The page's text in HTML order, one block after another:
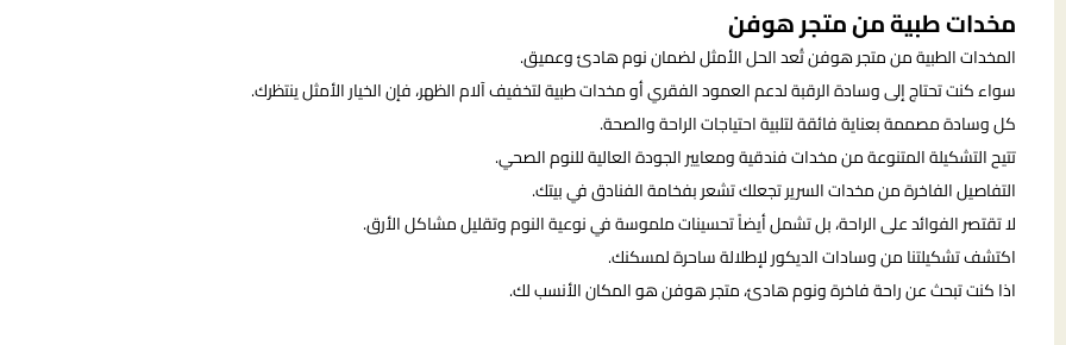
مخدات طبية من متجر هوفن
المخدات الطبية من متجر هوفن تُعد الحل الأمثل لضمان نوم هادئ وعميق.
سواء كنت تحتاج إلى وسادة الرقبة لدعم العمود الفقري أو مخدات طبية لتخفيف آلام الظهر، فإن الخيار الأمثل ينتظرك.
كل وسادة مصممة بعناية فائقة لتلبية احتياجات الراحة والصحة.
تتيح التشكيلة المتنوعة من مخدات فندقية ومعايير الجودة العالية للنوم الصحي.
التفاصيل الفاخرة من مخدات السرير تجعلك تشعر بفخامة الفنادق في بيتك.
لا تقتصر الفوائد على الراحة، بل تشمل أيضاً تحسينات ملموسة في نوعية النوم وتقليل مشاكل الأرق.
اكتشف تشكيلتنا من وسادات الديكور لإطلالة ساحرة لمسكنك.
اذا كنت تبحث عن راحة فاخرة ونوم هادئ، متجر هوفن هو المكان الأنسب لك.